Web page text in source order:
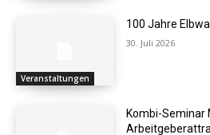
Veranstaltungen
100 Jahre
30. Juli 2026
Kombi-Seminar